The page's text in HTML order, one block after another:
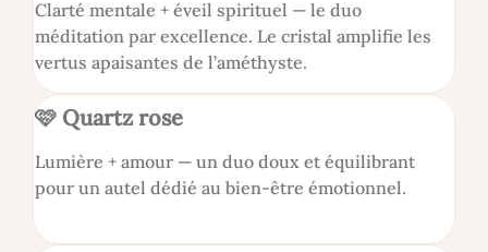
Clarté mentale + éveil spirituel — le duo
méditation par excellence. Le cristal amplifie les
vertus apaisantes de l’améthyste.
🩷 Quartz rose
Lumière + amour — un duo doux et équilibrant
pour un autel dédié au bien-être émotionnel.